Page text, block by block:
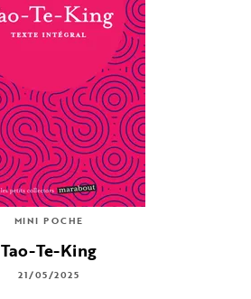
MINI POCHE
Tao-Te-King
21/05/2025